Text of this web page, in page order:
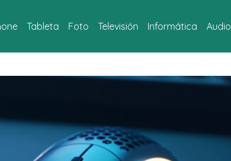
Tableta Foto Televisión Informática Audio